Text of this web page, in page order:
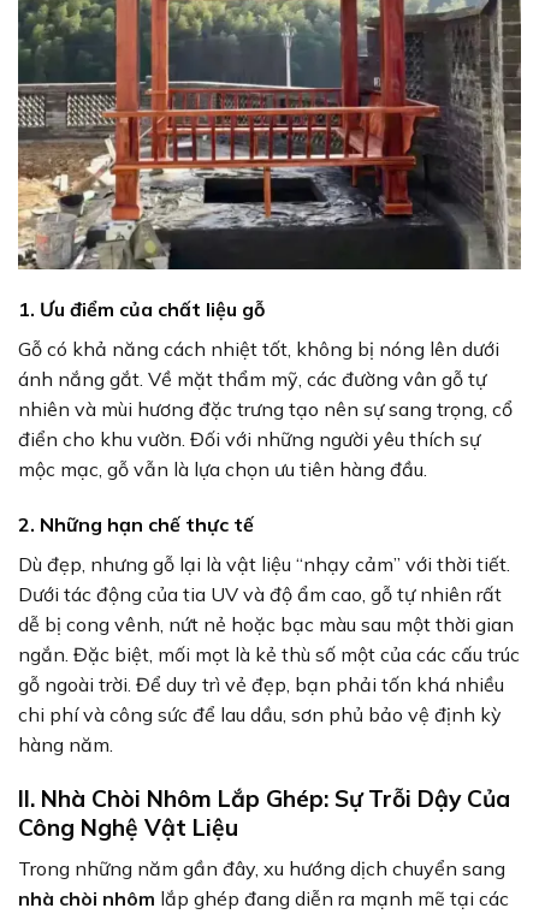
1. Ưu điểm của chất liệu gỗ
Gỗ có khả năng cách nhiệt tốt, không bị nóng lên dưới
ánh nắng gắt. Về mặt thẩm mỹ, các đường vân gỗ tự
nhiên và mùi hương đặc trưng tạo nên sự sang trọng, cổ
điển cho khu vườn. Đối với những người yêu thích sự
mộc mạc, gỗ vẫn là lựa chọn ưu tiên hàng đầu.
2. Những hạn chế thực tế
Dù đẹp, nhưng gỗ lại là vật liệu “nhạy cảm” với thời tiết.
Dưới tác động của tia UV và độ ẩm cao, gỗ tự nhiên rất
dễ bị cong vênh, nứt nẻ hoặc bạc màu sau một thời gian
ngắn. Đặc biệt, mối mọt là kẻ thù số một của các cấu trúc
gỗ ngoài trời. Để duy trì vẻ đẹp, bạn phải tốn khá nhiều
chi phí và công sức để lau dầu, sơn phủ bảo vệ định kỳ
hàng năm.
II. Nhà Chòi Nhôm Lắp Ghép: Sự Trỗi Dậy Của
Công Nghệ Vật Liệu
Trong những năm gần đây, xu hướng dịch chuyển sang
nhà chòi nhôm lắp ghép đang diễn ra mạnh mẽ tại các